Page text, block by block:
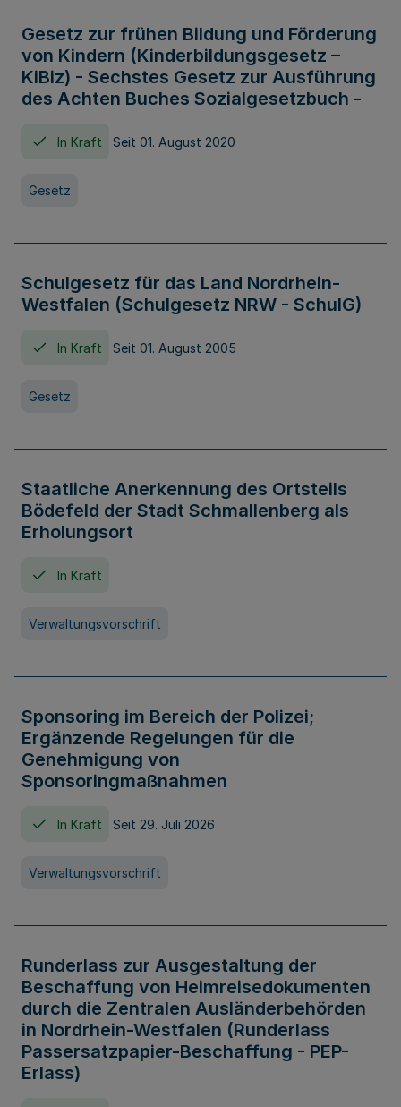
Gesetz zur frühen Bildung und Förderung
von Kindern (Kinderbildungsgesetz –
KiBiz) - Sechstes Gesetz zur Ausführung
des Achten Buches Sozialgesetzbuch -
In Kraft Seit 01. August 2020
Gesetz
Schulgesetz für das Land Nordrhein-
Westfalen (Schulgesetz NRW - SchulG)
In Kraft Seit 01. August 2005
Gesetz
Staatliche Anerkennung des Ortsteils
Bödefeld der Stadt Schmallenberg als
Erholungsort
In Kraft
Verwaltungsvorschrift
Sponsoring im Bereich der Polizei;
Ergänzende Regelungen für die
Genehmigung von
Sponsoringmaßnahmen
In Kraft Seit 29. Juli 2026
Verwaltungsvorschrift
Runderlass zur Ausgestaltung der
Beschaffung von Heimreisedokumenten
durch die Zentralen Ausländerbehörden
in Nordrhein-Westfalen (Runderlass
Passersatzpapier-Beschaffung - PEP-
Erlass)